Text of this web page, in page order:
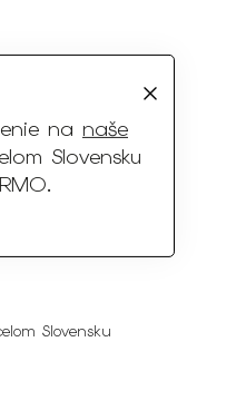
na naše
Slovensku
.
Slovensku